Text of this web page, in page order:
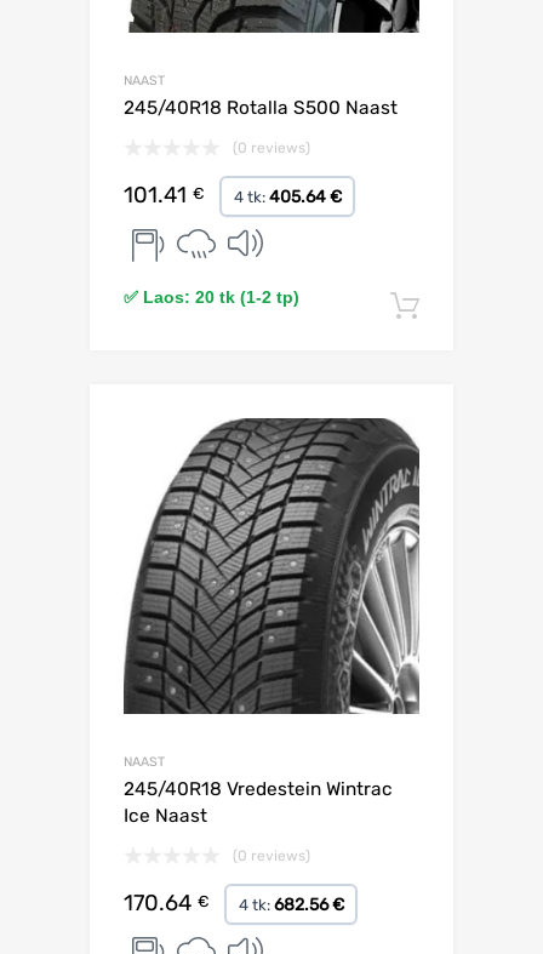
NAAST
245/40R18 Rotalla S500 Naast
(0 reviews)
101.41 € 4 tk: 405.64 €
✅ Laos: 20 tk (1-2 tp)
NAAST
245/40R18 Vredestein Wintrac
Ice Naast
(0 reviews)
170.64 € 4 tk: 682.56 €